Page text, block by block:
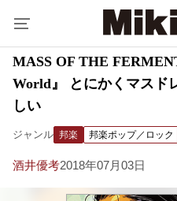
MASS OF THE
World』 とにかくマスド
しい
ジャンル 邦楽 邦楽ポップ／ロック
酒井優考2018年07月03日